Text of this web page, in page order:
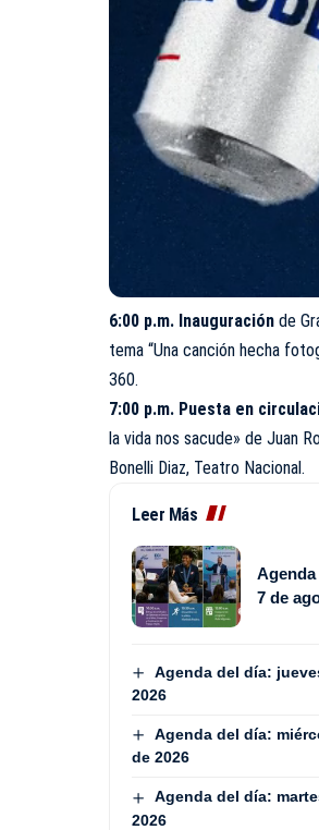
6:00 p.m. Inauguración de
tema “Una canción hecha
360.
7:00 p.m. Puesta en
la vida nos sacude» de Juan
Bonelli Diaz, Teatro Nacional.
Leer Más
7 de
Agenda del día:
2026
Agenda del día:
de 2026
Agenda del día:
2026